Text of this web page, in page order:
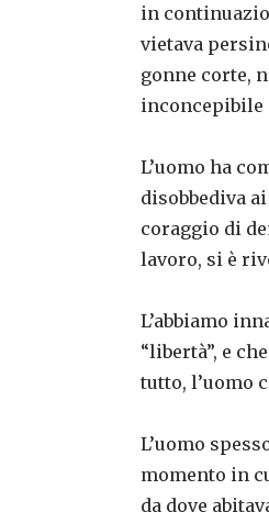
in
vietava
gonne corte,
inconcepibile
L’uomo ha
disobbediva
coraggio di
lavoro, si è
L’abbiamo
“libertà”, e
tutto, l’uomo
L’uomo
momento in
da dove